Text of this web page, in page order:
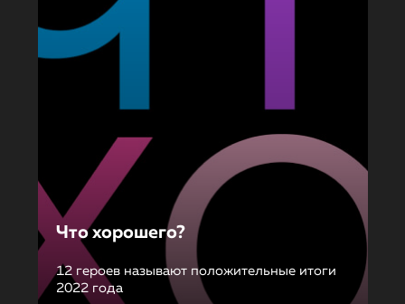
Что хорошего?
12 героев называют положительные итоги
2022 года